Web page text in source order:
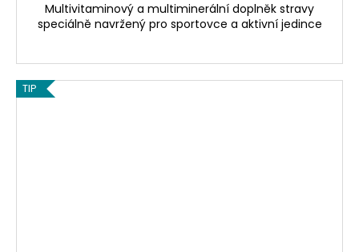
Multivitaminový a multiminerální doplněk stravy
speciálně navržený pro sportovce a aktivní jedince
TIP